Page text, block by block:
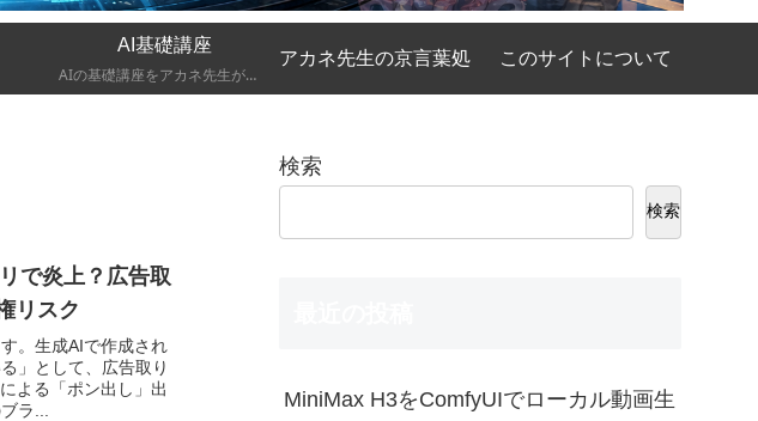
AI基礎講座
AIの基礎講座をアカネ先生が優しく、時には厳しく京都弁で解説してくれるコーナーです。
アカネ先生の京言葉処 このサイトについて
で炎上？広告取
リスク
。生成AIで作成され
」として、広告取り
よる「ポン出し」出
ラ...
検索
検索
MiniMax H3をComfyUIでローカル動画生